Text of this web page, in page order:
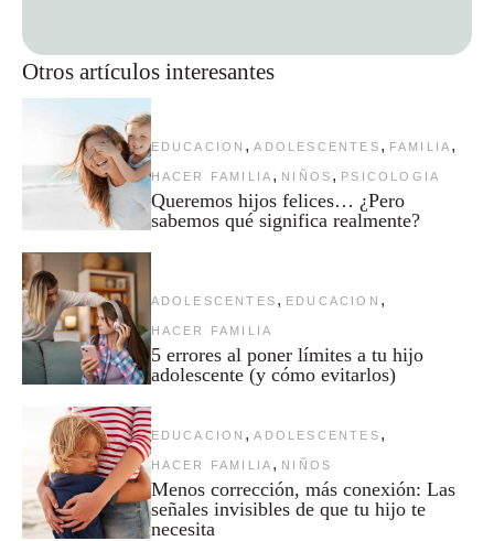
Otros artículos interesantes
EDUCACION , ADOLESCENTES , FAMILIA ,
HACER FAMILIA , NIÑOS , PSICOLOGIA
Queremos hijos felices… ¿Pero
sabemos qué significa realmente?
ADOLESCENTES , EDUCACION ,
HACER FAMILIA
5 errores al poner límites a tu hijo
adolescente (y cómo evitarlos)
EDUCACION , ADOLESCENTES ,
HACER FAMILIA , NIÑOS
Menos corrección, más conexión: Las
señales invisibles de que tu hijo te
necesita